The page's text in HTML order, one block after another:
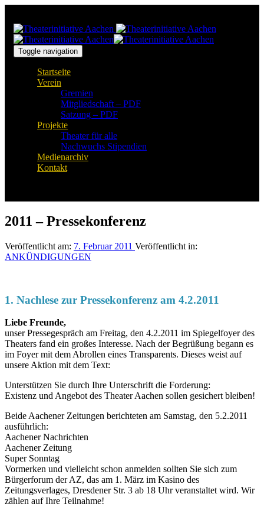
Navigation
springen
ZumToggle navigation
Startseite
Verein
Gremien
Mitgliedschaft – PDF
Satzung – PDF
Projekte
Theater für alle
Nachwuchs Stipendien
Medienarchiv
Kontakt
2011 – Pressekonferenz
Veröffentlicht am: 7. Februar 2011 Veröffentlicht in:
ANKÜNDIGUNGEN
1. Nachlese zur Pressekonferenz am 4.2.2011
Liebe Freunde,
unser Pressegespräch am Freitag, den 4.2.2011 im Spiegelfoyer des
Theaters fand ein großes Interesse. Nach der Begrüßung begann es
im Foyer mit dem Abrollen eines Transparents. Dieses weist auf
unsere Aktion mit dem Text:
Unterstützen Sie durch Ihre Unterschrift die Forderung:
Existenz und Angebot des Theater Aachen sollen gesichert bleiben!
Beide Aachener Zeitungen berichteten am Samstag, den 5.2.2011
ausführlich:
Aachener Nachrichten
Aachener Zeitung
Super Sonntag
Vormerken und vielleicht schon anmelden sollten Sie sich zum
Bürgerforum der AZ, das am 1. März im Kasino des
Zeitungsverlages, Dresdener Str. 3 ab 18 Uhr veranstaltet wird. Wir
zählen auf Ihre Teilnahme!